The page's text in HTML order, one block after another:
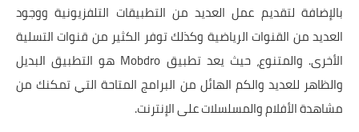
بالإضافة لتقديم عمل العديد من التطبيقات التلفزيونية ووجود
العديد من القنوات الرياضية وكذلك توفر الكثير من قنوات التسلية
الأخرى. والمتنوع، حيث يعد تطبيق Mobdro هو التطبيق البديل
والظاهر للعديد والكم الهائل من البرامج المتاحة التي تمكنك من
مشاهدة الأفلام والمسلسلات على الإنترنت.